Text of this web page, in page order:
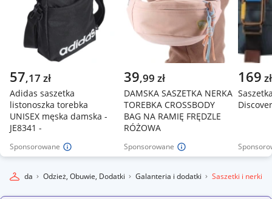
Sponsorowane
57,17 zł
Adidas saszetka
listonoszka torebka
UNISEX męska damska -
JE8341 -
Sponsorowane
39,99 zł
DAMSKA SASZETKA NERKA
TOREBKA CROSSBODY
BAG NA RAMIĘ FRĘDZLE
RÓŻOWA
169 zł
Moda Odzież, Obuwie, Dodatki Galanteria i dodatki Saszetki i nerki